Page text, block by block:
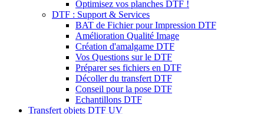
Optimisez vos planches DTF !
DTF : Support & Services
BAT de Fichier pour Impression DTF
Amélioration Qualité Image
Création d'amalgame DTF
Vos Questions sur le DTF
Préparer ses fichiers en DTF
Décoller du transfert DTF
Conseil pour la pose DTF
Echantillons DTF
Transfert objets DTF UV